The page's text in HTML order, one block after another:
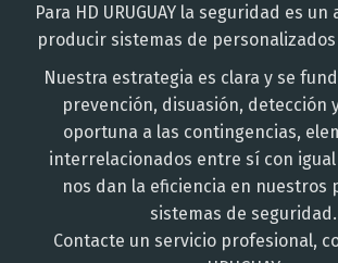
Para HD URUGUAY la seguridad es
producir sistemas de
Nuestra estrategia es clara y se
prevención, disuasión, detección
oportuna a las contingencias,
interrelacionados entre sí con
nos dan la eficiencia en nuestros
sistemas de seguridad.
Contacte un servicio profesional,